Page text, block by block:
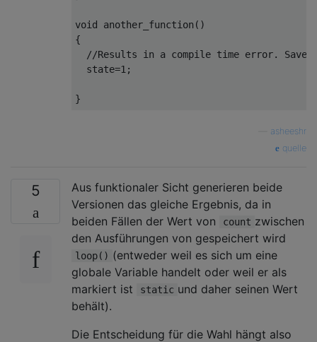
void another_function ()
{
//Results in a compile time error.
  state
=1 ;
}
asheeshr
quelle
5
Aus funktionaler Sicht generieren beide
Versionen das gleiche Ergebnis, da in
beiden Fällen der Wert von
count zwischen
den Ausführungen von gespeichert wird
loop() (entweder weil es sich um eine
globale Variable handelt oder weil er als
markiert ist
static und daher seinen Wert
behält).
Die Entscheidung für die Wahl hängt also